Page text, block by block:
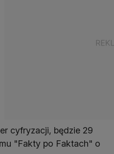
cyfryzacji, będzie 29
"Fakty po Faktach" o